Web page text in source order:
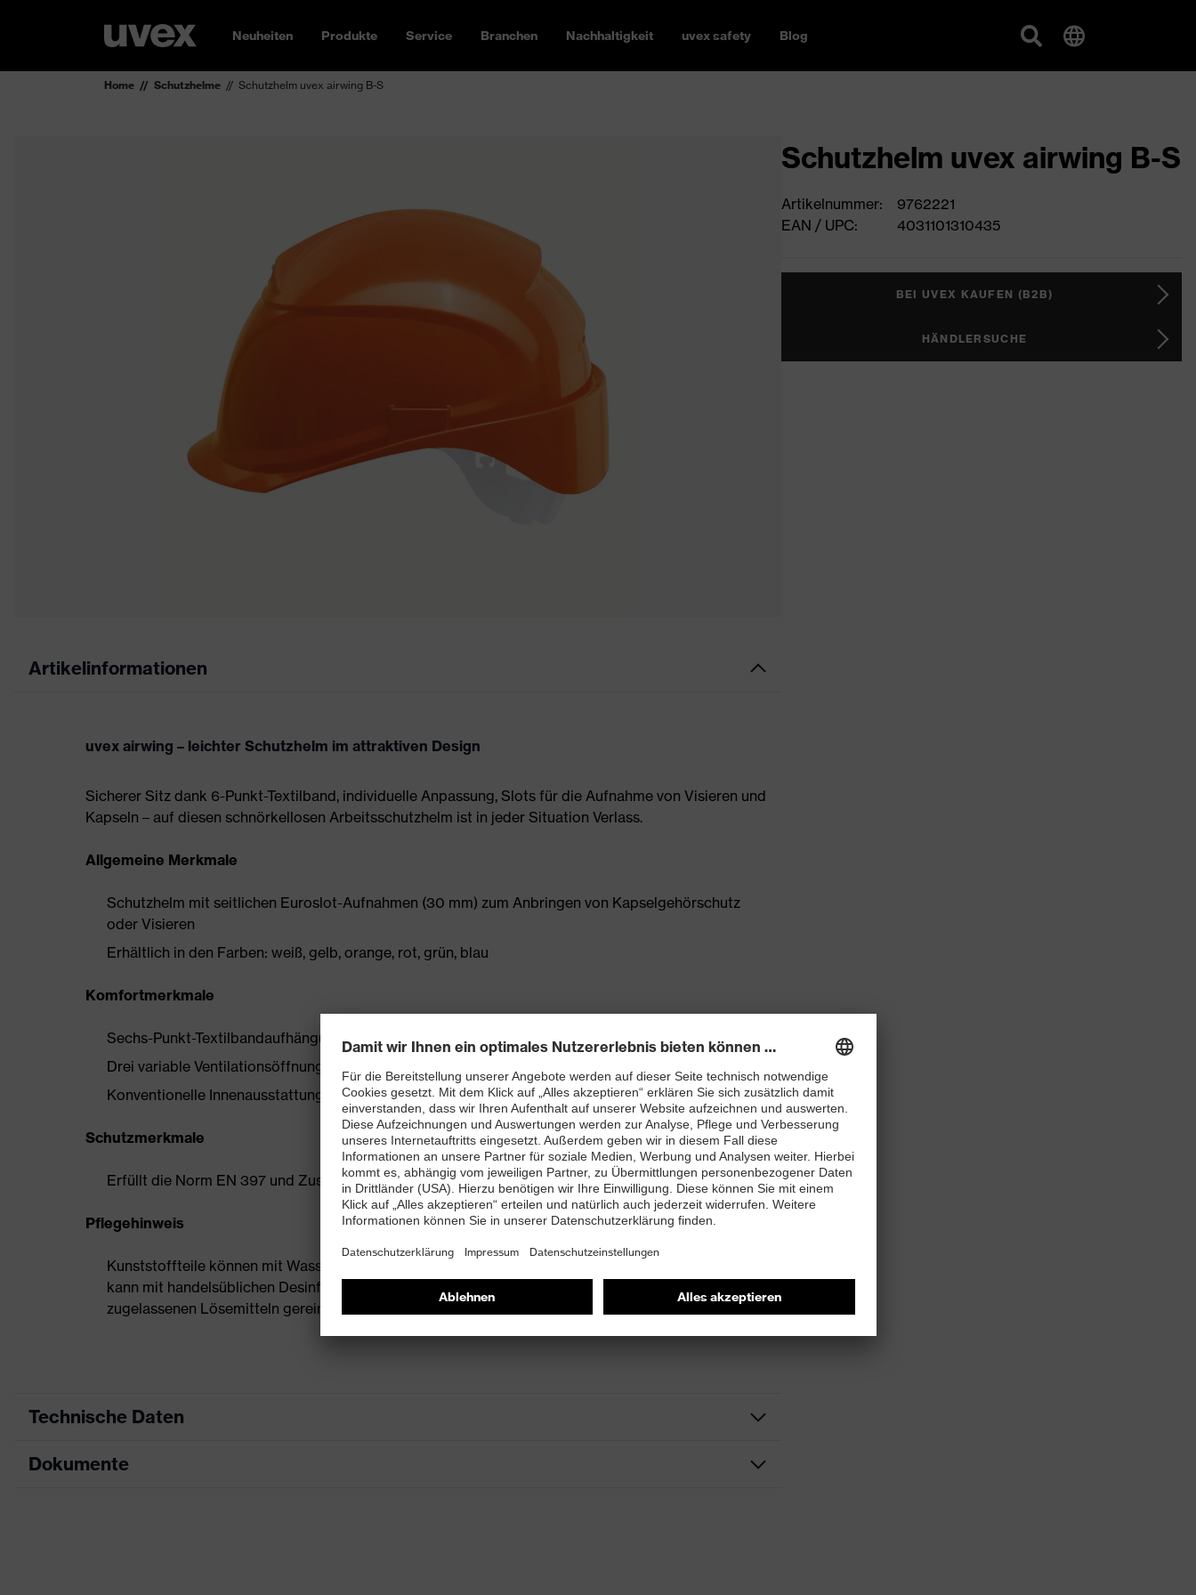
Neuheiten Produkte Service Branchen Nachhaltigkeit uvex safety Blog
Home Schutzhelme Schutzhelm uvex airwing B-S
Artikelinformationen
uvex airwing – leichter Schutzhelm im attraktiven Design
Sicherer Sitz dank 6-Punkt-Textilband, individuelle Anpassung, Slots für die Aufnahme von Visieren und
Kapseln – auf diesen schnörkellosen Arbeitsschutzhelm ist in jeder Situation Verlass.
Allgemeine Merkmale
Schutzhelm mit seitlichen Euroslot-Aufnahmen (30 mm) zum Anbringen von Kapselgehörschutz
oder Visieren
Erhältlich in den Farben: weiß, gelb, orange, rot, grün, blau
Komfortmerkmale
Sechs-Punkt-Textilbandaufhängung gewährleistet optimale Passform und Komfort
Drei variable Ventilationsöffnungen für maximale Belüftung
Konventionelle Innenausstattung eine individuelle, bequeme Anpassung
Schutzmerkmale
Erfüllt die Norm EN 397 und Zusatzanforderung für sehr niedrige Temperaturen (-30 °C)
Pflegehinweis
Kunststoffteile können mit Wasser und handelsüblichen Waschmitteln gereinigt werden. Der Helm
kann mit handelsüblichen Desinfektionsmitteln desinfiziert werden. Der Helm darf nicht mit nicht-
zugelassenen Lösemitteln gereinigt werden.
Technische Daten
Produktart
Dokumente
Schutzhelm uvex airwing B-S
Artikelnummer:
9762221
EAN / UPC:
4031101310435
BEI UVEX KAUFEN (B2B)
HÄNDLERSUCHE